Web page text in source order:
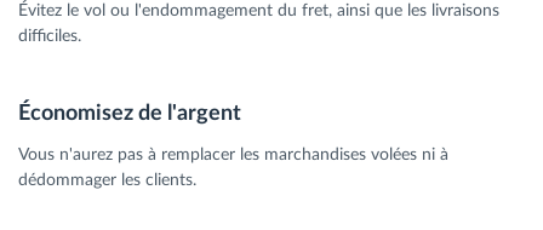
Évitez le vol ou l'endommagement du fret, ainsi que les livraisons
difficiles.
Économisez de l'argent
Vous n'aurez pas à remplacer les marchandises volées ni à
dédommager les clients.